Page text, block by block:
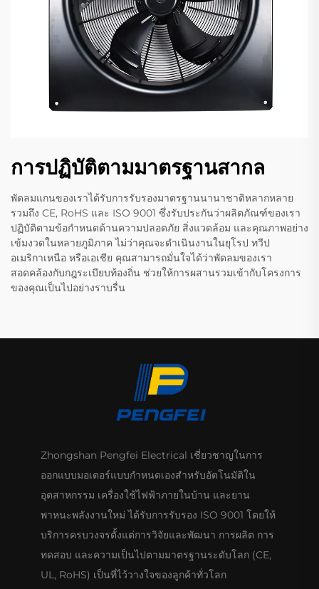
การปฏิบัติตามมาตรฐานสากล
พัดลมแกนของเราได้รับการรับรองมาตรฐานนานาชาติหลากหลาย
รวมถึง CE, RoHS และ ISO 9001 ซึ่งรับประกันว่าผลิตภัณฑ์ของเรา
ปฏิบัติตามข้อกำหนดด้านความปลอดภัย สิ่งแวดล้อม และคุณภาพอย่าง
เข้มงวดในหลายภูมิภาค ไม่ว่าคุณจะดำเนินงานในยุโรป ทวีป
อเมริกาเหนือ หรือเอเชีย คุณสามารถมั่นใจได้ว่าพัดลมของเรา
สอดคล้องกับกฎระเบียบท้องถิ่น ช่วยให้การผสานรวมเข้ากับโครงการ
ของคุณเป็นไปอย่างราบรื่น
Zhongshan Pengfei Electrical เชี่ยวชาญในการ
ออกแบบมอเตอร์แบบกำหนดเองสำหรับอัตโนมัติใน
อุตสาหกรรม เครื่องใช้ไฟฟ้าภายในบ้าน และยาน
พาหนะพลังงานใหม่ ได้รับการรับรอง ISO 9001 โดยให้
บริการครบวงจรตั้งแต่การวิจัยและพัฒนา การผลิต การ
ทดสอบ และความเป็นไปตามมาตรฐานระดับโลก (CE,
UL, RoHS) เป็นที่ไว้วางใจของลูกค้าทั่วโลก